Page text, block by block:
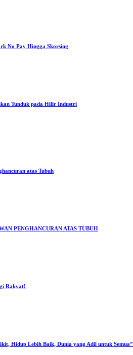
No Pay Hingga Skorsing
Tunduk pada Hilir Industri
atas Tubuh
PENGHANCURAN ATAS TUBUH
Rakyat!
Hidup Lebih Baik, Dunia yang Adil untuk Semua”